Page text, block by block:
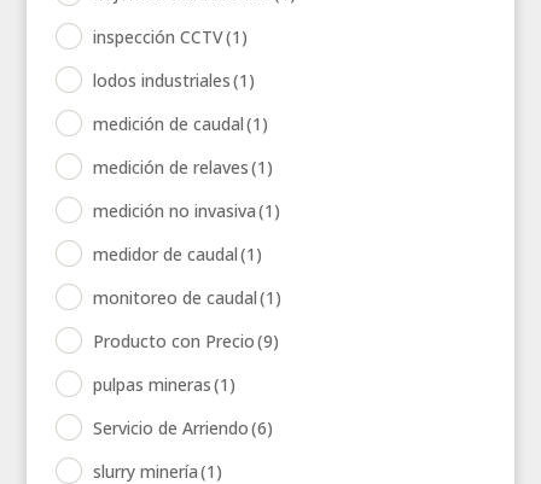
inspección CCTV(1)
lodos industriales(1)
medición de caudal(1)
medición de relaves(1)
medición no invasiva(1)
medidor de caudal(1)
monitoreo de caudal(1)
Producto con Precio(9)
pulpas mineras(1)
Servicio de Arriendo(6)
slurry minería(1)